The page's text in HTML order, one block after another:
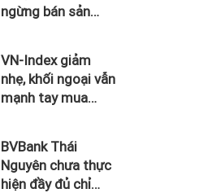
ngừng bán sản
cân Slimaura Care
x3
VN-Index giảm
nhẹ, khối ngoại vẫn
mạnh tay mua
BVBank Thái
Nguyên chưa thực
hiện đầy đủ chỉ